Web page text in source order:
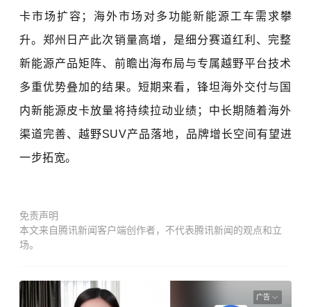
卡市场扩容；海外市场对多功能新能源工 车需求攀
升。郑州日产此次销量高增，是细分赛道红利、完整
新能源产品矩阵、前瞻出海布局与专属越野平台技术
多重优势叠加的结果。短期来看，锋坦海外交付与国
内新能源皮卡放量将持续拉动业绩；中长期随着海外
渠道完善、越野SUV产品落地，品牌增长空间有望进
一步拓宽。
免责声明
本文来自腾讯新闻客户端创作者，不代表腾讯新闻的观点和立
场。
广告